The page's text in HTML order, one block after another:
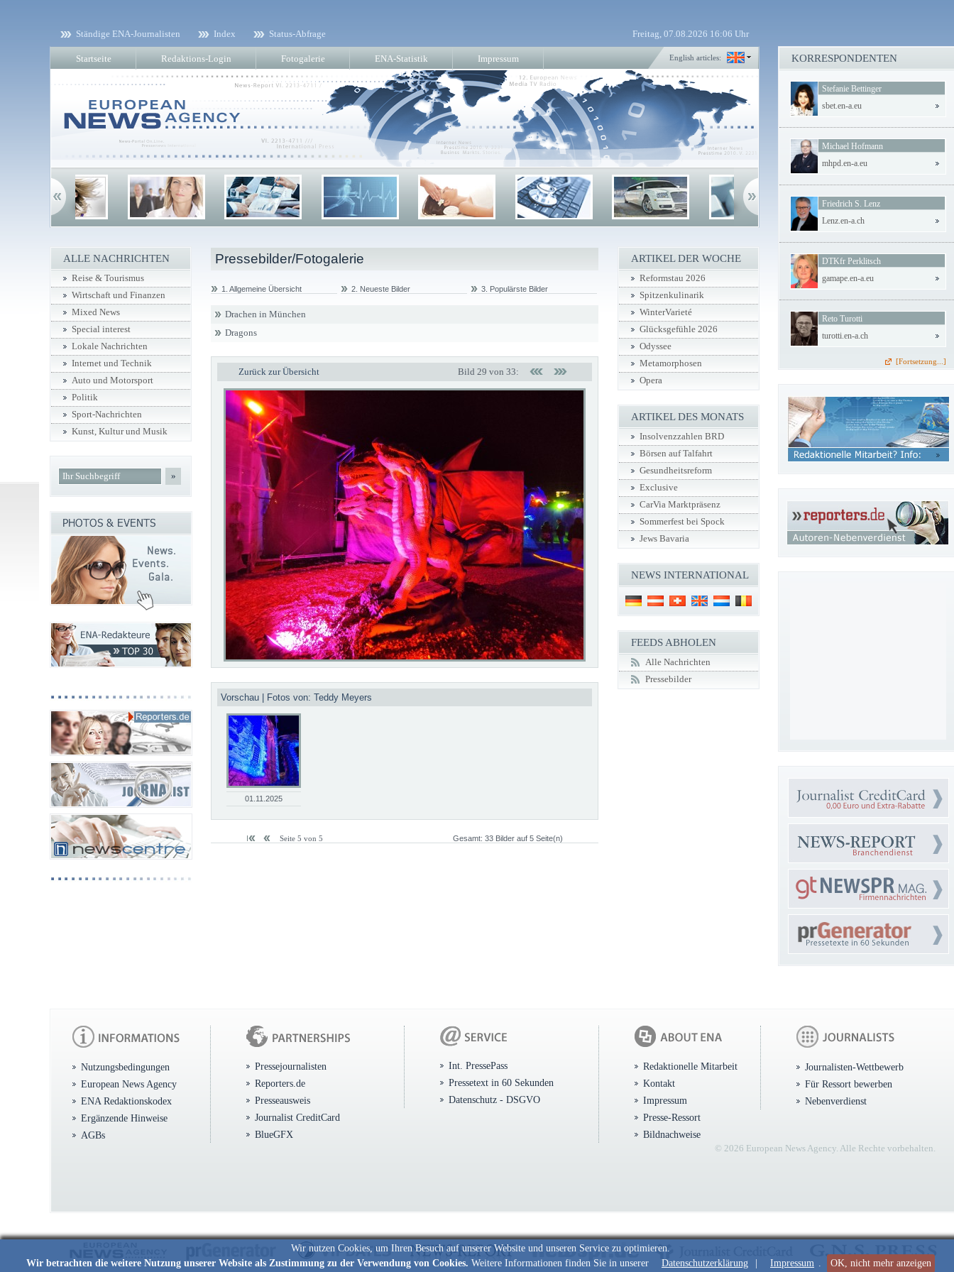
Wir nutzen Cookies, um Ihren Besuch auf unserer Website und unseren Service zu optimieren.
Wir betrachten die weitere Nutzung unserer Website als Zustimmung zu der Verwendung von Cookies. Weitere Informationen finden Sie in unserer Datenschutzerklärung Impressum . OK, nicht mehr anzeigen
Ständige ENA-Journalisten Index Status-Abfrage Freitag, 07.08.2026 16:06 Uhr
Startseite Redaktions-Login Fotogalerie ENA-Statistik Impressum English articles:
Pressebilder/Fotogalerie
1. Allgemeine Übersicht 2. Neueste Bilder 3. Populärste Bilder
Drachen in München
Dragons
Zurück zur Übersicht Bild 29 von 33:
Vorschau | Fotos von: Teddy Meyers
01.11.2025
Seite 5 von 5 Gesamt: 33 Bilder auf 5 Seite(n)
ALLE NACHRICHTEN
Reise & Tourismus
Wirtschaft und Finanzen
Mixed News
Special interest
Lokale Nachrichten
Internet und Technik
Auto und Motorsport
Politik
Sport-Nachrichten
Kunst, Kultur und Musik
»
ARTIKEL DER WOCHE
Reformstau 2026
Spitzenkulinarik
WinterVarieté
Glücksgefühle 2026
Odyssee
Metamorphosen
Opera
ARTIKEL DES MONATS
Insolvenzzahlen BRD
Börsen auf Talfahrt
Gesundheitsreform
Exclusive
CarVia Marktpräsenz
Sommerfest bei Spock
Jews Bavaria
NEWS INTERNATIONAL
FEEDS ABHOLEN
Alle Nachrichten
Pressebilder
KORRESPONDENTEN
Stefanie Bettinger
sbet.en-a.eu
Michael Hofmann
mhpd.en-a.eu
Friedrich S. Lenz
Lenz.en-a.ch
DTKfr Perklitsch
gamape.en-a.eu
Reto Turotti
turotti.en-a.ch
[Fortsetzung...]
Nutzungsbedingungen
European News Agency
ENA Redaktionskodex
Ergänzende Hinweise
AGBs
Pressejournalisten
Reporters.de
Presseausweis
Journalist CreditCard
BlueGFX
Int. PressePass
Pressetext in 60 Sekunden
Datenschutz - DSGVO
Redaktionelle Mitarbeit
Kontakt
Impressum
Presse-Ressort
Bildnachweise
Journalisten-Wettbewerb
Für Ressort bewerben
Nebenverdienst
© 2026 European News Agency. Alle Rechte vorbehalten.